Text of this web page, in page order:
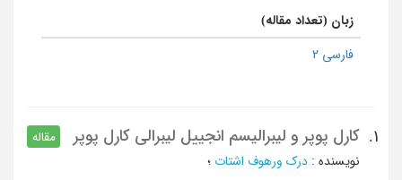
زبان (تعداد مقاله)
فارسی 2
1. کارل پوپر و لیبرالیسم انجییل لیبرالی کارل پوپر
مقاله
نویسنده : درک ورهوف اشتات ؛